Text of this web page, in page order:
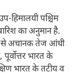
हिमालयी पश्चिम
का अनुमान है.
से अचानक तेज आंधी
भारत के
भारत के तटीय व